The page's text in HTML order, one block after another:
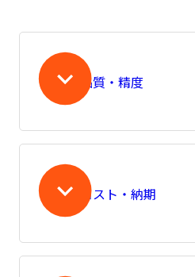
品質・精度
コスト・納期